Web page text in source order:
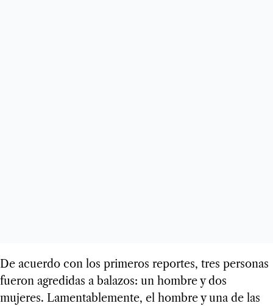
De acuerdo con los primeros reportes, tres personas
fueron agredidas a balazos: un hombre y dos
mujeres. Lamentablemente, el hombre y una de las